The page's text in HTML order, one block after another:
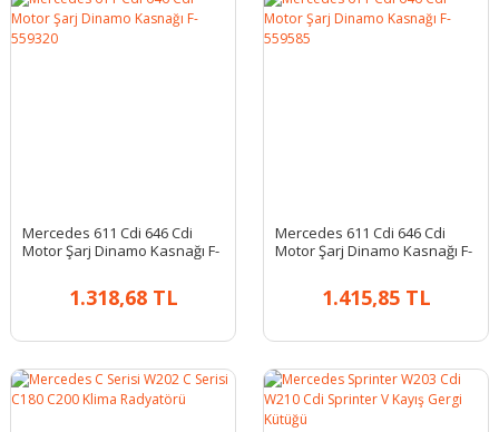
Mercedes 611 Cdi 646 Cdi
Motor Şarj Dinamo Kasnağı F-
1.318,68 TL
Mercedes 611 Cdi 646 Cdi
Motor Şarj Dinamo Kasnağı F-
1.415,85 TL